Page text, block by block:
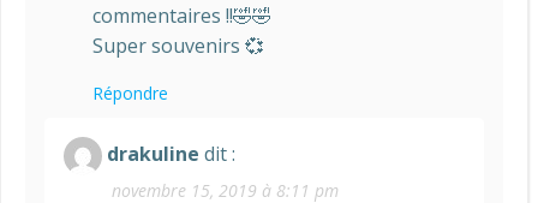
commentaires !!🤣🤣
Super souvenirs 💞
Répondre
drakuline dit :
novembre 15, 2019 à 8:11 pm